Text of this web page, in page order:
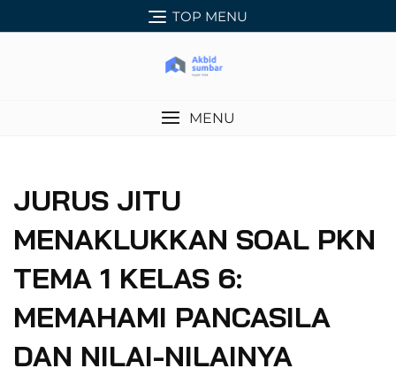
to
TOP MENU
MENU
JURUS JITU
MENAKLUKKAN SOAL PKN
TEMA 1 KELAS 6:
MEMAHAMI PANCASILA
DAN NILAI-NILAINYA